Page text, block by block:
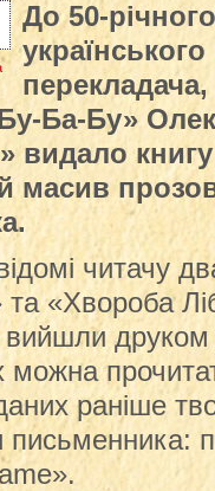
До 50-
перекладача,
Ба-Бу»
видало
масив
читачу
та «Хвороба
вийшли друком
раніше
письменника: